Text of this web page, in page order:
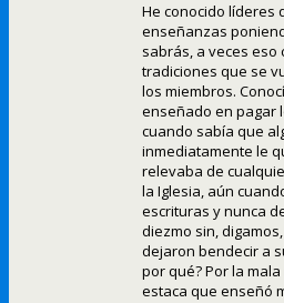
He conocido líderes
enseñanzas
sabrás, a veces
tradiciones que se
los miembros.
enseñado en pagar
cuando sabía que
inmediatamente le
relevaba de
la Iglesia, aún
escrituras y nunca
diezmo sin,
dejaron bendecir a
por qué? Por la
estaca que enseñó